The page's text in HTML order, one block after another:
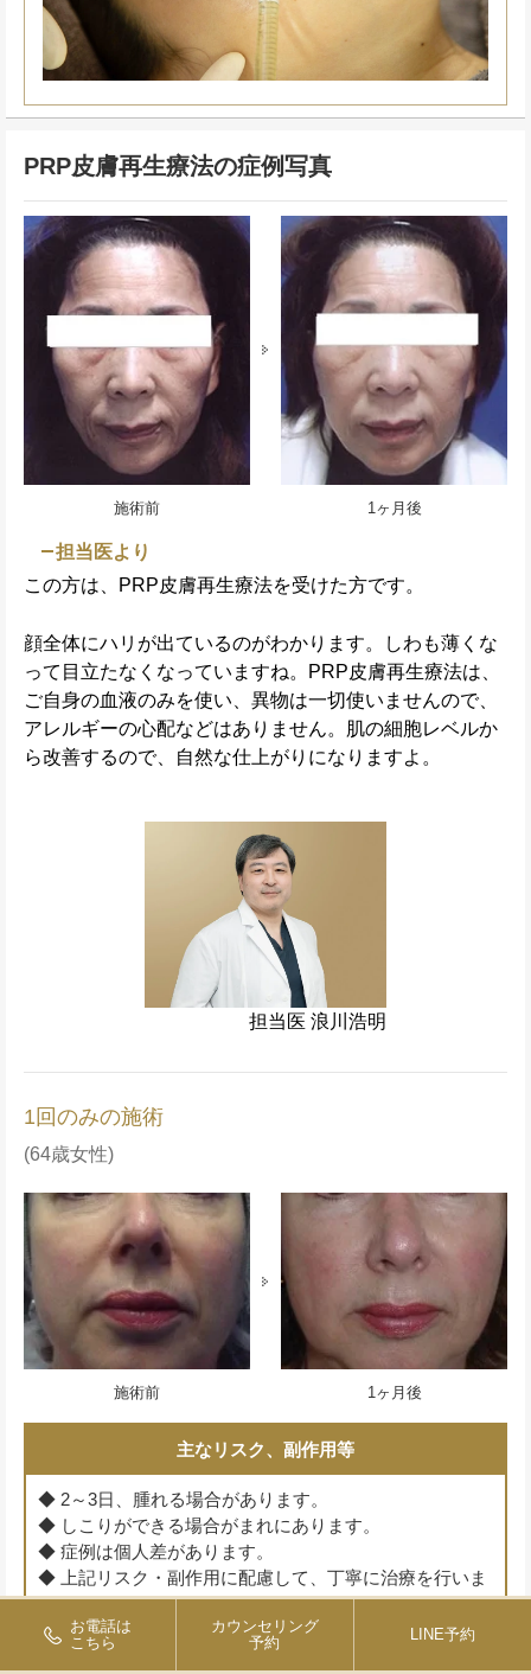
PRP皮膚再生療法の症例写真
施術前 1ヶ月後
担当医より
この方は、PRP皮膚再生療法を受けた方です。
顔全体にハリが出ているのがわかります。しわも薄くな
って目立たなくなっていますね。PRP皮膚再生療法は、
ご自身の血液のみを使い、異物は一切使いませんので、
アレルギーの心配などはありません。肌の細胞レベルか
ら改善するので、自然な仕上がりになりますよ。
担当医 浪川浩明
1回のみの施術
(64歳女性)
施術前 1ヶ月後
主なリスク、副作用等
◆ 2～3日、腫れる場合があります。
◆ しこりができる場合がまれにあります。
◆ 症例は個人差があります。
◆ 上記リスク・副作用に配慮して、丁寧に治療を行いま
す。
お電話は
こちら
カウンセリング
予約
LINE予約